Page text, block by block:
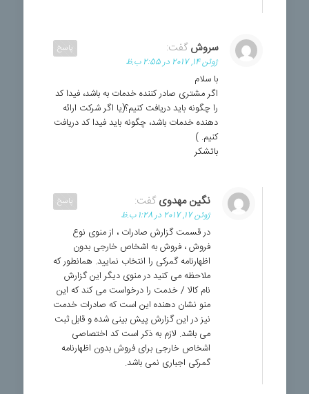
سروش گفت:
ژوئن 14, 2017 در 2:55 ب.ظ
با سلام
اگر مشتری صادر کننده خدمات به باشد، فیدا کد
را چگونه باید دریافت کنیم؟(یا اگر شرکت ارائه
دهنده خدمات باشد، چگونه باید فیدا کد دریافت
کنیم. )
باتشکر
پاسخ
نگین مهدوی گفت:
ژوئن 17, 2017 در 1:28 ب.ظ
در قسمت گزارش صادرات ، از منوی نوع
فروش ، فروش به اشخاص خارجی بدون
اظهارنامه گمرکی را انتخاب نمایید. همانطور که
ملاحظه می کنید در منوی دیگر این گزارش
نام کالا / خدمت را درخواست می کند که این
منو نشان دهنده این است که صادرات خدمت
نیز در این گزارش پیش بینی شده و قابل ثبت
می باشد. لازم به ذکر است کد اختصاصی
اشخاص خارجی برای فروش بدون اظهارنامه
گمرکی اجباری نمی باشد.
پاسخ